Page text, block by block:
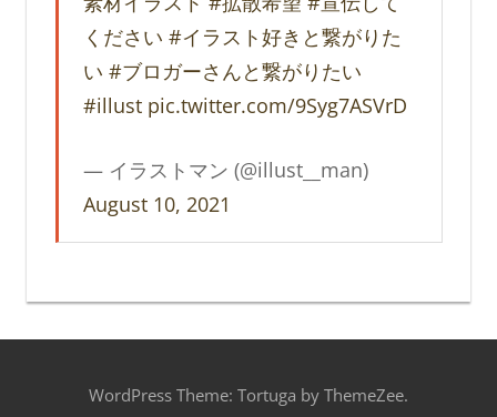
ください #イラスト好きと繋がりた
い #ブロガーさんと繋がりたい
#illust pic.twitter.com/9Syg7ASVrD
— イラストマン (@illust__man)
August 10, 2021
WordPress Theme: Tortuga by ThemeZee.